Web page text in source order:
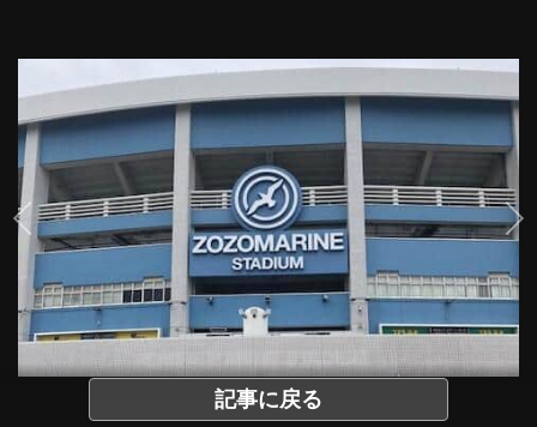
記事に戻る